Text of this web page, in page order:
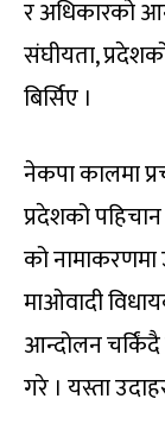
र अधिकारको
संघीयता,
बिर्सिए ।
नेकपा कालमा
प्रदेशको
को नामाकरणमा
माओवादी
आन्दोलन चर्किंदै
गरे । यस्ता